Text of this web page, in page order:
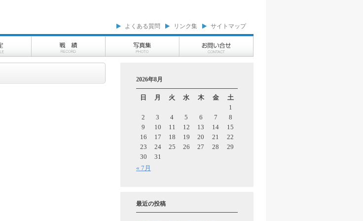
よくある質問 リンク集 サイトマップ
2026年8月
日 月 火 水 木 金 土
« 7月
1
2
3 4 5 6 7
8
9
10 11 12 13 14
15
16
17 18 19 20 21
22
23
24 25 26 27 28
29
30
31
最近の投稿